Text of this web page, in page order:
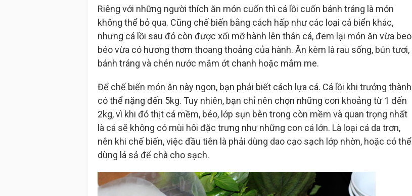
Riêng với những người thích ăn món cuốn thì cá lồi cuốn bánh tráng là món
không thể bỏ qua. Cũng chế biến bằng cách hấp như các loại cá biển khác,
nhưng cá lồi sau đó còn được xối mỡ hành lên thân cá, đem lại món ăn vừa beo
béo vừa có hương thơm thoang thoảng của hành. Ăn kèm là rau sống, bún tươi,
bánh tráng và chén nước mắm ớt chanh hoặc mắm me.
Để chế biến món ăn này ngon, bạn phải biết cách lựa cá. Cá lồi khi trưởng thành
có thể nặng đến 5kg. Tuy nhiên, bạn chỉ nên chọn những con khoảng từ 1 đến
2kg, vì khi đó thịt cá mềm, béo, lớp sụn bên trong còn mềm và quan trọng nhất
là cá sẽ không có mùi hôi đặc trưng như những con cá lớn. Là loại cá da trơn,
nên khi chế biến, việc đầu tiên là phải dùng dao cạo sạch lớp nhờn, hoặc có thể
dùng lá sả để chà cho sạch.